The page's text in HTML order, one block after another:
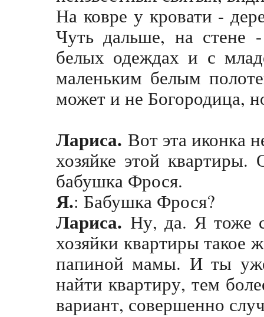
На ковре у кровати -
Чуть дальше, на стене
белых одеждах и с
маленьким белым
может и не Богородица,
Лариса. Вот эта иконка
хозяйке этой квартиры.
бабушка Фрося.
Я.: Бабушка Фрося?
Лариса. Ну, да. Я тоже
хозяйки квартиры такое
папиной мамы. И ты
найти квартиру, тем
вариант, совершенно